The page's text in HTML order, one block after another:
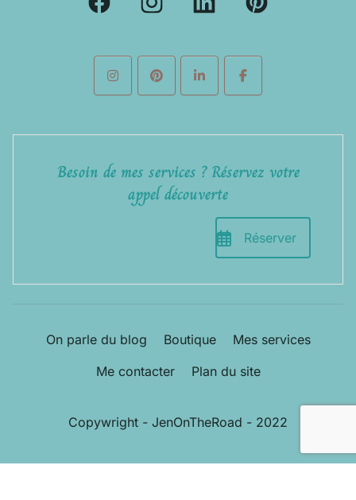
Besoin de mes services ? Réservez votre
appel découverte
Réserver
On parle du blog Boutique
Mes services
Me contacter
Plan du site
Copywright - JenOnTheRoad - 2022